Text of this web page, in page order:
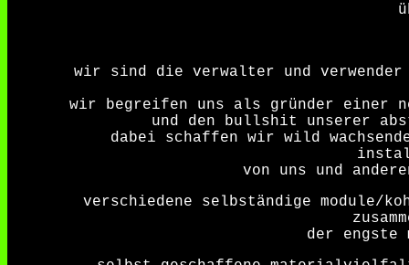
wir sind die verwalter und
wir begreifen uns als gründer einer
und den bullshit unserer
dabei schaffen wir wild
von uns und
verschiedene selbständige module/
der